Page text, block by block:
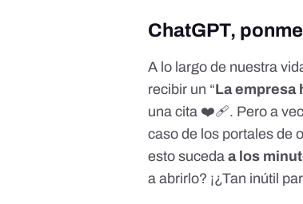
ChatGPT,
A lo largo de nuestra
recibir un “La empresa
una cita ❤️‍🩹. Pero a
caso de los portales de
esto suceda a los
a abrirlo? ¡¿Tan inútil